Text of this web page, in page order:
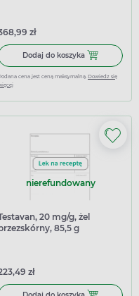
żel 16,2 mg/g, 88 g
zł
Dodaj do koszyka Dodaj do
cena jest ceną maksymalną. Dowiedz się
nierefundowany
20 mg/g, żel
85,5 g
zł